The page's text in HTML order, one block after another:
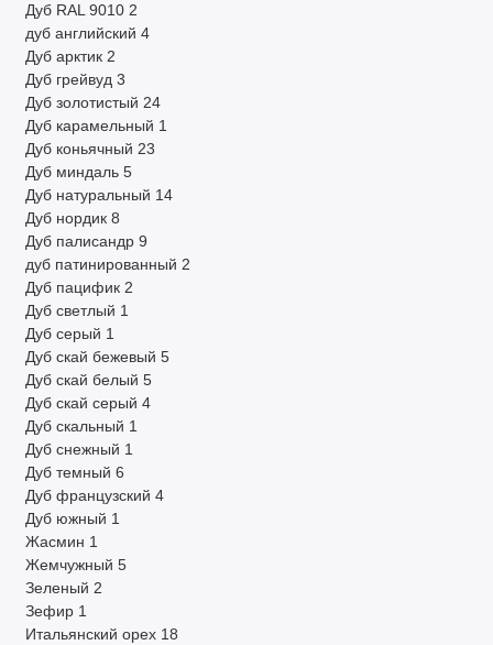
Дуб RAL 9010 2
дуб английский 4
Дуб арктик 2
Дуб грейвуд 3
Дуб золотистый 24
Дуб карамельный 1
Дуб коньячный 23
Дуб миндаль 5
Дуб натуральный 14
Дуб нордик 8
Дуб палисандр 9
дуб патинированный 2
Дуб пацифик 2
Дуб светлый 1
Дуб серый 1
Дуб скай бежевый 5
Дуб скай белый 5
Дуб скай серый 4
Дуб скальный 1
Дуб снежный 1
Дуб темный 6
Дуб французский 4
Дуб южный 1
Жасмин 1
Жемчужный 5
Зеленый 2
Зефир 1
Итальянский орех 18